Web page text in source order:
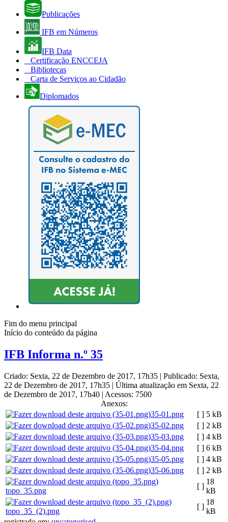
Publicações
IFB em Números
IFB Data
Certificação ENCCEJA
Bibliotecas
Carta de Serviços ao Cidadão
Diplomados
Fim do menu principal
Início do conteúdo da página
IFB Informa n.º 35
Criado: Sexta, 22 de Dezembro de 2017, 17h35 | Publicado: Sexta,
22 de Dezembro de 2017, 17h35 | Última atualização em Sexta, 22
de Dezembro de 2017, 17h40 | Acessos: 7500
Anexos:
35-01.png
[ ] 5 kB
35-02.png
[ ] 2 kB
35-03.png
[ ] 4 kB
35-04.png
[ ] 6 kB
35-05.png
[ ] 4 kB
35-06.png
[ ] 2 kB
topo_35.png
[ ]
18
kB
topo_35_(2).png
[ ]
18
kB